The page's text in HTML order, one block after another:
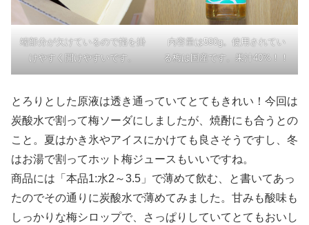
端部分が欠けているので指を掛
けやすく開けやすいです。
内容量は590g。使用されてい
る梅は国産です。果汁40%！！
とろりとした原液は透き通っていてとてもきれい！今回は
炭酸水で割って梅ソーダにしましたが、焼酎にも合うとの
こと。夏はかき氷やアイスにかけても良さそうですし、冬
はお湯で割ってホット梅ジュースもいいですね。
商品には「本品1:水2～3.5」で薄めて飲む、と書いてあっ
たのでその通りに炭酸水で薄めてみました。甘みも酸味も
しっかりな梅シロップで、さっぱりしていてとてもおいし